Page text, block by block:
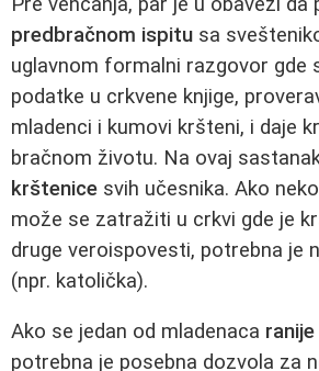
predbračnom ispitu sa
uglavnom formalni razgovor gde
podatke u crkvene knjige,
mladenci i kumovi kršteni, i daje
bračnom životu. Na ovaj
krštenice svih učesnika. Ako
može se zatražiti u crkvi gde je
druge veroispovesti, potrebna je
(npr. katolička).
Ako se jedan od mladenaca
potrebna je posebna dozvola za